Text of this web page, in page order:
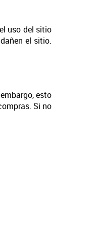
uso del sitio
el sitio.
esto
Si no